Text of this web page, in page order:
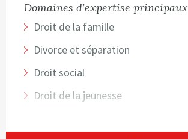
Domaines d’expertise principaux
Droit de la famille
Divorce et séparation
Droit social
Droit de la jeunesse